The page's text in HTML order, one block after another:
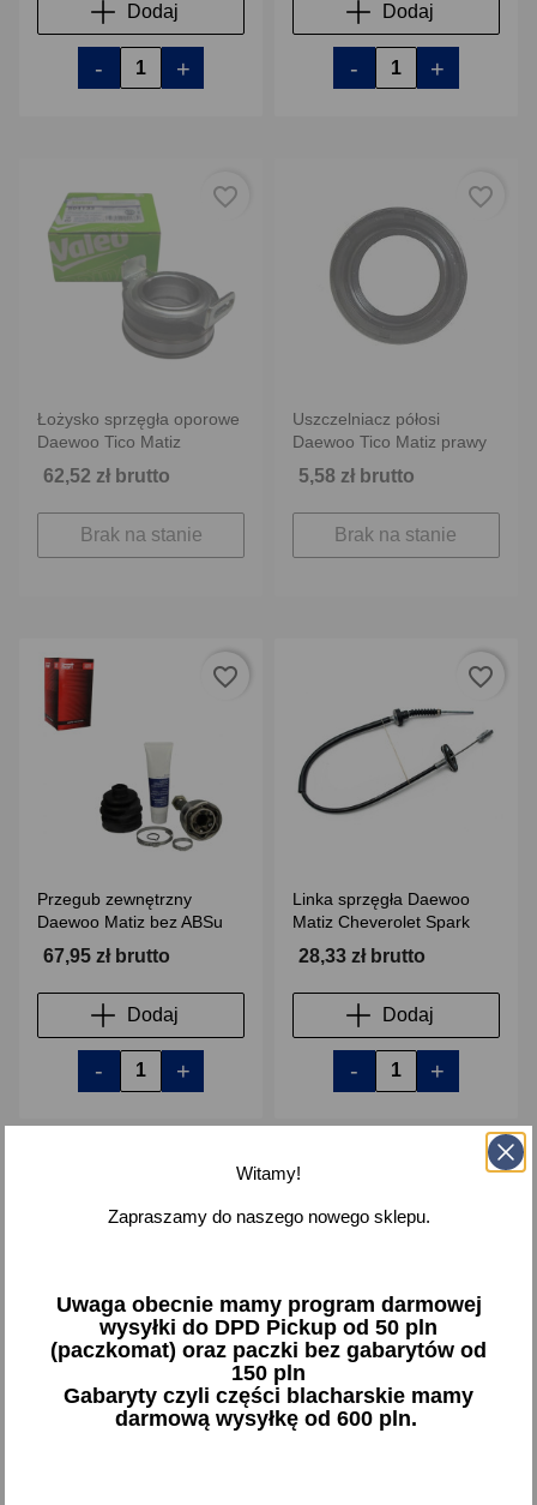
Dodaj
- +
Dodaj
- +
Łożysko sprzęgła oporowe
Daewoo Tico Matiz
62,52 zł brutto
Brak na stanie
favorite_border
Uszczelniacz półosi
Daewoo Tico Matiz prawy
5,58 zł brutto
Brak na stanie
favorite_border
Przegub zewnętrzny
Daewoo Matiz bez ABSu
67,95 zł brutto
Dodaj
- +
favorite_border
Linka sprzęgła Daewoo
Matiz Cheverolet Spark
28,33 zł brutto
Dodaj
- +
favorite_border
Sprzęgło Chevrolet Matiz
Przegub Daewoo Matiz z
Witamy!
Zapraszamy do naszego nowego sklepu.
Uwaga obecnie mamy program darmowej
wysyłki do DPD Pickup od 50 pln
(paczkomat) oraz paczki bez gabarytów od
150 pln
Gabaryty czyli części blacharskie mamy
darmową wysyłkę od 600 pln.